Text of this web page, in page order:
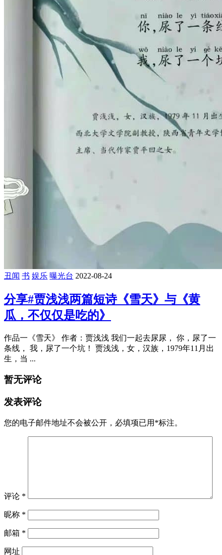
丑闻 书 娱乐 曝光台 2022-08-24
分享#贾浅浅两篇短诗《雪天》与《黄
瓜，不仅仅是吃的》
作品一《雪天》 作者：贾浅浅 我们一起去尿尿， 你，尿了一
条线， 我，尿了一个坑！ 贾浅浅，女，汉族，1979年11月出
生，当 ...
暂无评论
发表评论
您的电子邮件地址不会被公开， 必填项已用 *标注。
评论 *
昵称 *
邮箱 *
网址